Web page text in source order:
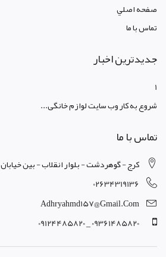
صفحه اصلي
تماس با ما
جدیدترین اخبار
1
شروع به کار وب سایت لوازم خانگی...
تماس با ما
کرج - گوهردشت - بلوار انقلاب - بین خیابان 7و8 - لوازم خانگی آذری
02634319136
Adhryahmd157@gmail.com
09361485820 _ 09124485820